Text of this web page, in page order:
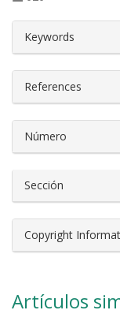
Keywords
References
Número
Sección
Copyright
Artículos